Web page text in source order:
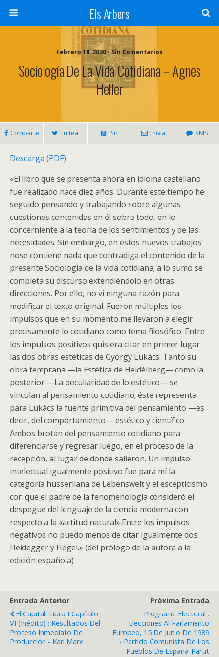
Els Arbers
Febrero 10, 2020 • Sin Comentarios
Sociología De La Vida Cotidiana – Agnes
Heller
Comparte Tuitea Pin Envía SMS
Descarga (PDF)
«El libro que se presenta ahora en idioma castellano
fue realizado hace diez años. Durante este tiempo he
seguido pensando y trabajando sobre algunas
cuestiones contenidas en él sobre todo, en lo
concerniente a la teoría de los sentimientos y de las
necesidades. Sin embargo, en estos nuevos trabajos
nose contiene nada que contradiga el contenido de la
presente Sociología de la vida cotidiana; a lo sumo se
completa su discurso extendiéndolo en otras
direcciones. Por ello, no vi ninguna razón para
modificar el texto original. Fueron múltiples los
impulsos que en su momento me llevaron a elegir
precisamente lo cotidiano como tema filosófico. Entre
los impulsos positivos quisiera citar en primer lugar
las dos obras estéticas de György Lukács. Tanto su
obra temprana —la Estética de Heidélberg— como la
posterior —La peculiaridad de lo estético— se
vinculan al pensamiento cotidiano; éste representa
para Lukács la fuente primitiva del pensamiento —es
decir, del comportamiento— estético y científico.
Ambos brotan del pensamiento cotidiano para
diferenciarse y regresar luego, en el proceso de la
recepción, al lugar de donde salieron. Un impulso
intelectual igualmente positivo fue para mí la
categoría husserliana de Lebenswelt y el escepticismo
con que el padre de la fenomenología consideró el
despegue del lenguaje de la ciencia moderna con
respecto a la «actitud natural».Entre los impulsos
negativos no puedo menos de citar igualmente dos:
Heidegger y Hegel.» (del prólogo de la autora a la
edición española)
Entrada Anterior
El Capital. Libro I Capítulo
VI (Inédito) : Resultados Del
Proceso Inmediato De
Producción - Karl Marx
Próxima Entrada
Programa Electoral :
Elecciones Al Parlamento
Europeo, 15 De Junio De 1989
- Partido Comunista De Los
Pueblos De España-Partit